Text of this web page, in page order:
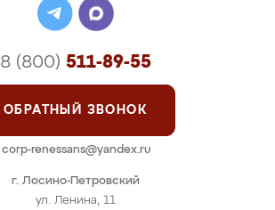
г. Лосино-Петровский
ул. Ленина, 11
8 (800) 511-89-55
ОБРАТНЫЙ ЗВОНОК
corp-renessans@yandex.ru